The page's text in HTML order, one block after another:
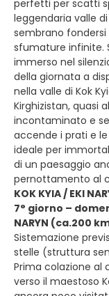
perfetti per scatti
leggendaria valle
sembrano fondersi
sfumature infinite.
immerso nel
della giornata a
nella valle di Kok
Kirghizistan, quasi
incontaminato e
accende i prati e
ideale per
di un paesaggio
pernottamento al
KOK KYIA / EKI
7° giorno –
NARYN (ca.200
Sistemazione
stelle (struttura
Prima colazione al
verso il maestoso